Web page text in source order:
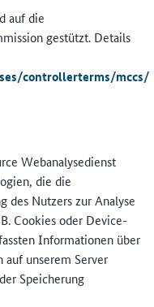
auf die
gestützt. Details
controllerterms/mccs/
Webanalysedienst
die die
des Nutzers zur Analyse
Cookies oder Device-
Informationen über
unserem Server
Speicherung